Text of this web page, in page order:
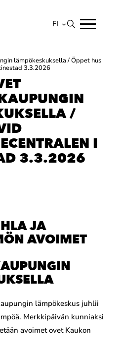
FI
English
lämpökeskuksella / Öppet hus
3.3.2026
/
I
3.3.2026
JA
AVOIMET
lämpökeskus juhlii
Merkkipäivän kunniaksi
avoimet ovet Kaukon